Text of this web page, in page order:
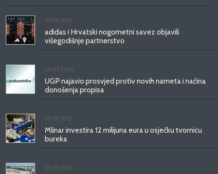
01.08.2026.
adidas i Hrvatski nogometni savez objavili
višegodišnje partnerstvo
30.07.2026.
UGP najavio prosvjed protiv novih nameta i načina
donošenja propisa
29.07.2026.
Mlinar investira 12 milijuna eura u osječku tvornicu
bureka
29.07.2026.